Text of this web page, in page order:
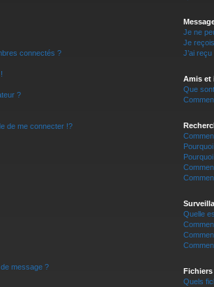
connectés ?
?
de me connecter !?
message ?
Je ne
Je
J’ai
Amis et
Que
Quelle
Quels